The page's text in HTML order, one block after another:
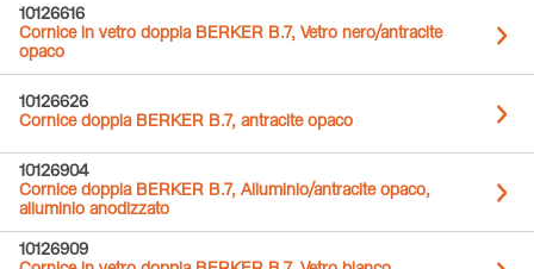
10126616
Cornice in vetro doppia BERKER B.7, Vetro nero/antracite
opaco
10126626
Cornice doppia BERKER B.7, antracite opaco
10126904
Cornice doppia BERKER B.7, Alluminio/antracite opaco,
alluminio anodizzato
10126909